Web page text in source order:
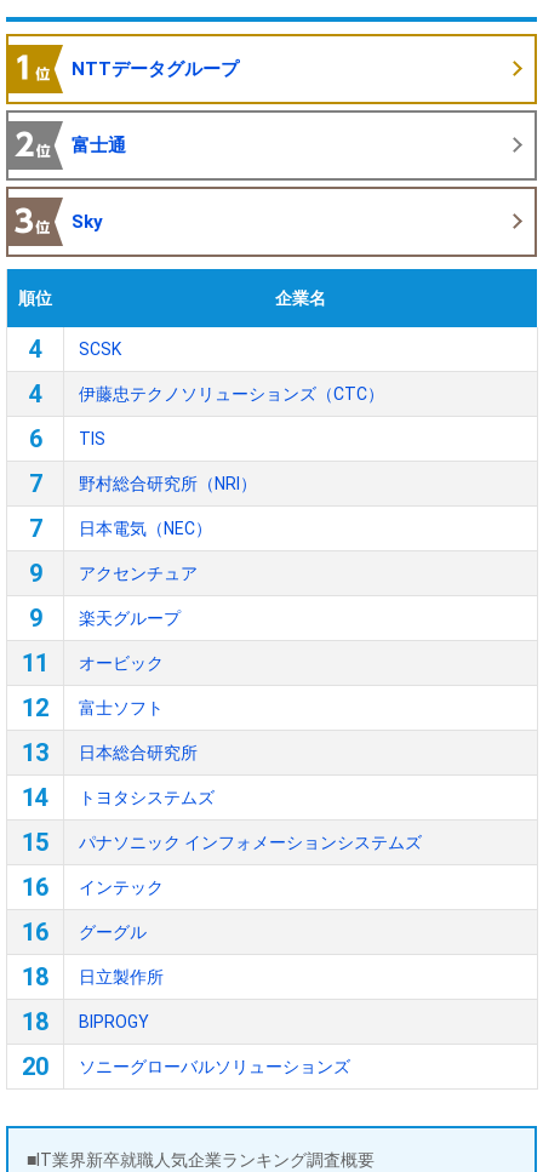
NTTデータグループ
富士通
Sky
順位 企業名
4 SCSK
4 伊藤忠テクノソリューションズ（CTC）
6 TIS
7 野村総合研究所（NRI）
7 日本電気（NEC）
9 アクセンチュア
9 楽天グループ
11 オービック
12 富士ソフト
13 日本総合研究所
14 トヨタシステムズ
15 パナソニック インフォメーションシステムズ
16 インテック
16 グーグル
18 日立製作所
18 BIPROGY
20 ソニーグローバルソリューションズ
■IT業界新卒就職人気企業ランキング調査概要